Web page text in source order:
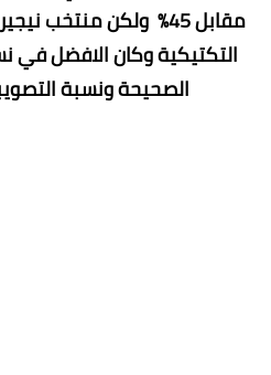
مقابل 45% ولكن
التكتيكية وكان الافضل في
الصحيحة ونسبة